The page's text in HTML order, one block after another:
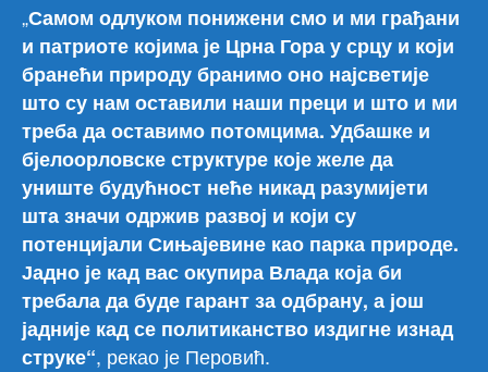
„Самом одлуком понижени смо и ми грађани
и патриоте којима је Црна Гора у срцу и који
бранећи природу бранимо оно најсветије
што су нам оставили наши преци и што и ми
треба да оставимо потомцима. Удбашке и
бјелоорловске структуре које желе да
униште будућност неће никад разумијети
шта значи одржив развој и који су
потенцијали Сињајевине као парка природе.
Јадно је кад вас окупира Влада која би
требала да буде гарант за одбрану, а још
јадније кад се политиканство издигне изнад
струке“, рекао је Перовић.